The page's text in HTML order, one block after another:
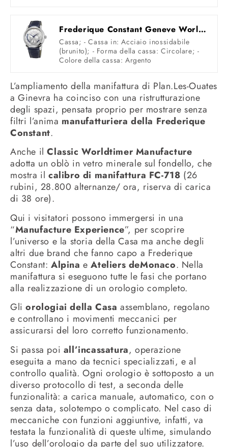
Frederique Constant Geneve Worldtimer Manufacture FC-718WM4H6 Orologio automatico uomo Calibro di manifattura
Cassa; - Cassa in: Acciaio inossidabile
(brunito); - Forma della cassa: Circolare; -
Colore della cassa: Argento
L’ampliamento della manifattura di Plan.Les-Ouates
a Ginevra ha coinciso con una ristrutturazione
degli spazi, pensata proprio per mostrare senza
filtri l’anima manufatturiera della Frederique
Constant.
Anche ilClassic Worldtimer Manufacture
adotta un oblò in vetro minerale sul fondello, che
mostra il calibro di manifattura FC-718 (26
rubini, 28.800 alternanze/ ora, riserva di carica
di 38 ore).
Qui i visitatori possono immergersi in una
“Manufacture Experience”, per scoprire
l’universo e la storia della Casa ma anche degli
altri due brand che fanno capo a Frederique
Constant: Alpina eAteliers deMonaco. Nella
manifattura si eseguono tutte le fasi che portano
alla realizzazione di un orologio completo.
Gliorologiai della Casa assemblano, regolano
e controllano i movimenti meccanici per
assicurarsi del loro corretto funzionamento.
Si passa poi all’incassatura, operazione
eseguita a mano da tecnici specializzati, e al
controllo qualità. Ogni orologio è sottoposto a un
diverso protocollo di test, a seconda delle
funzionalità: a carica manuale, automatico, con o
senza data, solotempo o complicato. Nel caso di
meccaniche con funzioni aggiuntive, infatti, va
testata la funzionalità di queste ultime, simulando
l’uso dell’orologio da parte del suo utilizzatore.